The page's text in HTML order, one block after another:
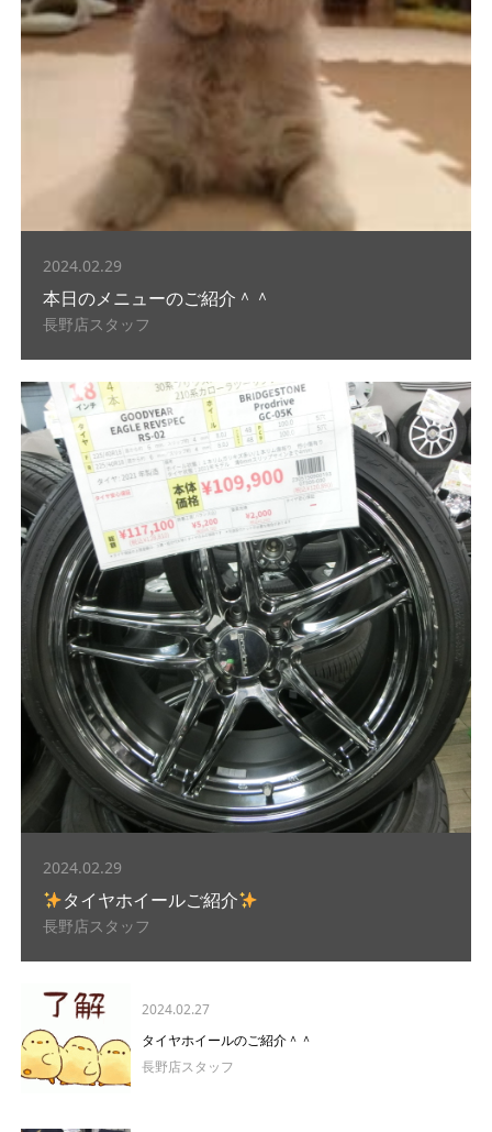
2024.02.29
本日のメニューのご紹介＾＾
長野店スタッフ
2024.02.29
タイヤホイールご紹介
長野店スタッフ
2024.02.27
タイヤホイールのご紹介＾＾
長野店スタッフ